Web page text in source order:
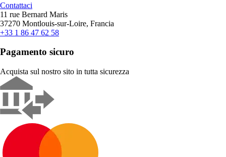
Contattaci
11 rue Bernard Maris
37270 Montlouis-sur-Loire, Francia
+33 1 86 47 62 58
Pagamento sicuro
Acquista sul nostro sito in tutta sicurezza